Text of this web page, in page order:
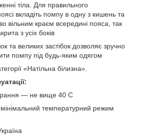
тіла. Для правильного
вкладіть помпу в одну з кишень та
вільним краєм всередині пояса, так
з усіх боків
та великих застібок дозволяє зручно
помпу під будь-яким одягом
«Натільна білизна».
— не вище 40 С
температурний режим